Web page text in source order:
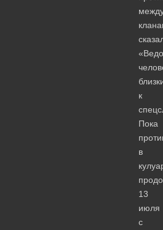
к
Пока
в
13
июля
с